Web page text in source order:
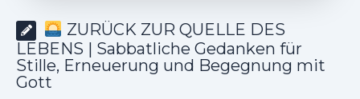
ZURÜCK ZUR QUELLE DES
LEBENS | Sabbatliche Gedanken für
Stille, Erneuerung und Begegnung mit
Gott